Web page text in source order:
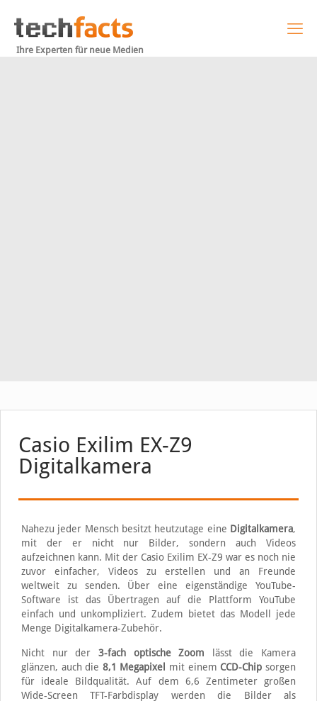
Ihre Experten für neue Medien
Casio Exilim EX-Z9
Digitalkamera
Nahezu jeder Mensch besitzt heutzutage eine Digitalkamera,
mit der er nicht nur Bilder, sondern auch Videos
aufzeichnen kann. Mit der Casio Exilim EX-Z9 war es noch nie
zuvor einfacher, Videos zu erstellen und an Freunde
weltweit zu senden. Über eine eigenständige YouTube-
Software ist das Übertragen auf die Plattform YouTube
einfach und unkompliziert. Zudem bietet das Modell jede
Menge Digitalkamera-Zubehör.
Nicht nur der 3-fach optische Zoom lässt die Kamera
glänzen, auch die 8,1 Megapixel mit einem CCD-Chipsorgen
für ideale Bildqualität. Auf dem 6,6 Zentimeter großen
Wide-Screen TFT-Farbdisplay werden die Bilder als